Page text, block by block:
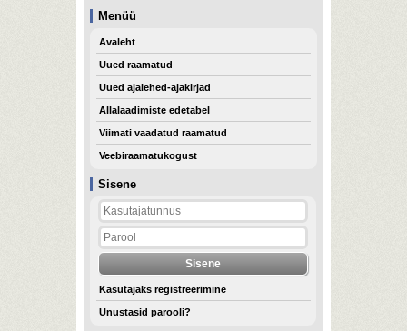
Sisene
Kasutajaks registreerimine
Unustasid parooli?
Menüü
Avaleht
Uued raamatud
Uued ajalehed-ajakirjad
Allalaadimiste edetabel
Viimati vaadatud raamatud
Veebiraamatukogust